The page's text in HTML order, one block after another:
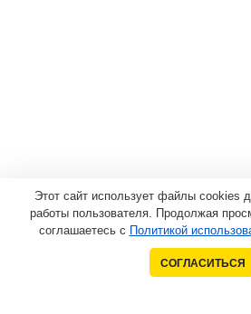
Этот сайт использует файлы cookies
работы пользователя. Продолжая
соглашаетесь с Политикой
СОГЛАСИТЬСЯ